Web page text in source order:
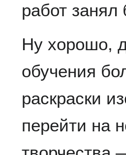
работ занял
Ну хорошо,
обучения
раскраски
перейти на